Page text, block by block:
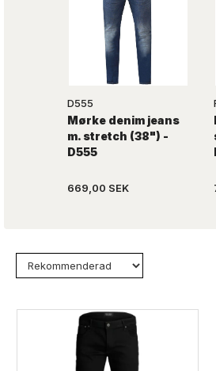
D555
Mørke denim jeans
m. stretch (38") -
D555
669,00 SEK